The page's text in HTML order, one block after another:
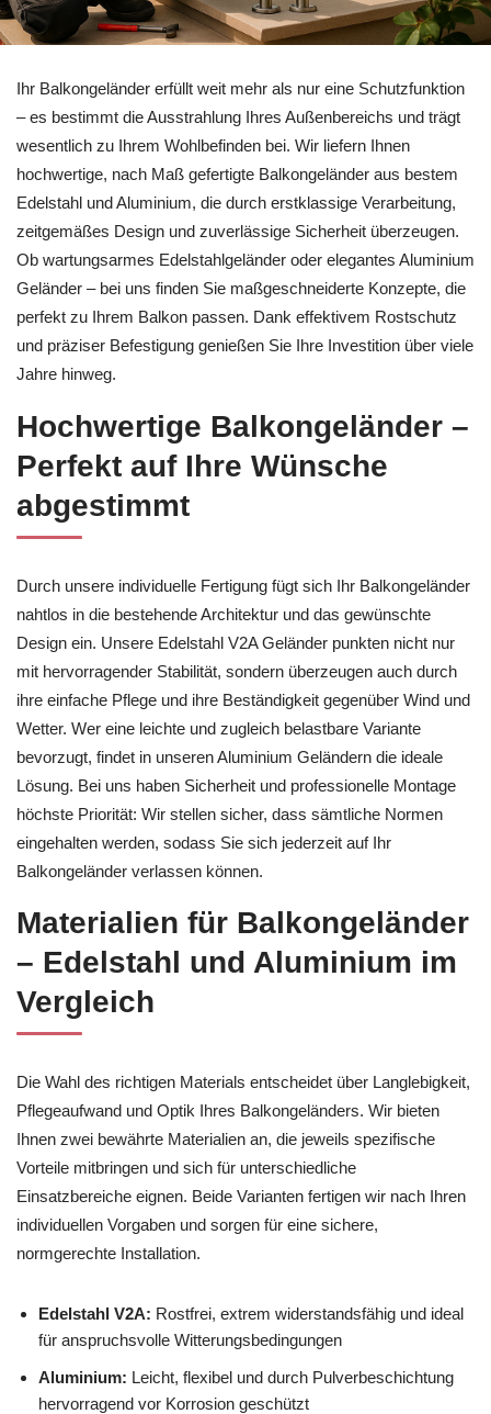
Ihr Balkongeländer erfüllt weit mehr als nur eine Schutzfunktion
– es bestimmt die Ausstrahlung Ihres Außenbereichs und trägt
wesentlich zu Ihrem Wohlbefinden bei. Wir liefern Ihnen
hochwertige, nach Maß gefertigte Balkongeländer aus bestem
Edelstahl und Aluminium, die durch erstklassige Verarbeitung,
zeitgemäßes Design und zuverlässige Sicherheit überzeugen.
Ob wartungsarmes Edelstahlgeländer oder elegantes Aluminium
Geländer – bei uns finden Sie maßgeschneiderte Konzepte, die
perfekt zu Ihrem Balkon passen. Dank effektivem Rostschutz
und präziser Befestigung genießen Sie Ihre Investition über viele
Jahre hinweg.
Hochwertige Balkongeländer –
Perfekt auf Ihre Wünsche
abgestimmt
Durch unsere individuelle Fertigung fügt sich Ihr Balkongeländer
nahtlos in die bestehende Architektur und das gewünschte
Design ein. Unsere Edelstahl V2A Geländer punkten nicht nur
mit hervorragender Stabilität, sondern überzeugen auch durch
ihre einfache Pflege und ihre Beständigkeit gegenüber Wind und
Wetter. Wer eine leichte und zugleich belastbare Variante
bevorzugt, findet in unseren Aluminium Geländern die ideale
Lösung. Bei uns haben Sicherheit und professionelle Montage
höchste Priorität: Wir stellen sicher, dass sämtliche Normen
eingehalten werden, sodass Sie sich jederzeit auf Ihr
Balkongeländer verlassen können.
Materialien für Balkongeländer
– Edelstahl und Aluminium im
Vergleich
Die Wahl des richtigen Materials entscheidet über Langlebigkeit,
Pflegeaufwand und Optik Ihres Balkongeländers. Wir bieten
Ihnen zwei bewährte Materialien an, die jeweils spezifische
Vorteile mitbringen und sich für unterschiedliche
Einsatzbereiche eignen. Beide Varianten fertigen wir nach Ihren
individuellen Vorgaben und sorgen für eine sichere,
normgerechte Installation.
Edelstahl V2A: Rostfrei, extrem widerstandsfähig und ideal
für anspruchsvolle Witterungsbedingungen
Aluminium: Leicht, flexibel und durch Pulverbeschichtung
hervorragend vor Korrosion geschützt